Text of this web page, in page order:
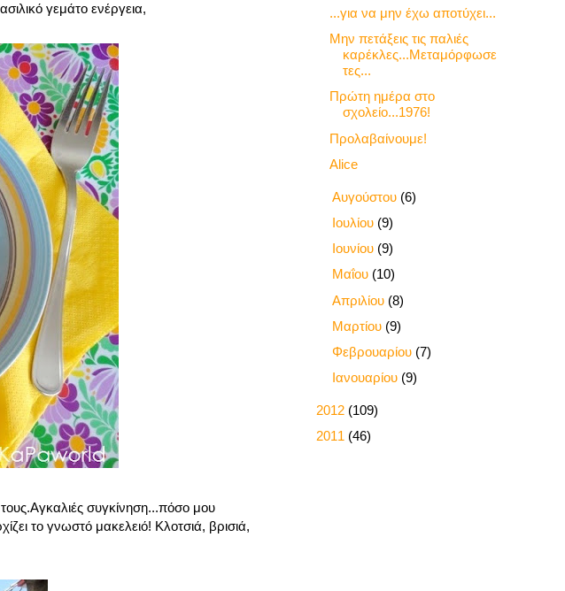
γεμάτο ενέργεια,
συγκίνηση...πόσο μου
το γνωστό μακελειό! Κλοτσιά, βρισιά,
...για να μην έχω αποτύχει...
Μην πετάξεις τις παλιές
καρέκλες...Μεταμόρφωσε
τες...
Πρώτη ημέρα στο
σχολείο...1976!
Προλαβαίνουμε!
Alice
Αυγούστου (6)
Ιουλίου (9)
Ιουνίου (9)
Μαΐου (10)
Απριλίου (8)
Μαρτίου (9)
Φεβρουαρίου (7)
Ιανουαρίου (9)
2012 (109)
2011 (46)